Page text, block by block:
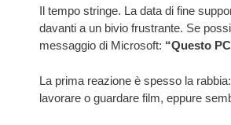
Il tempo stringe. La data di fine
davanti a un bivio frustrante. Se
messaggio di Microsoft: “Questo
La prima reazione è spesso la
lavorare o guardare film, eppure